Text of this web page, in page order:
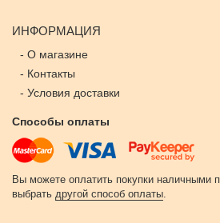
ИНФОРМАЦИЯ
- О магазине
- Контакты
- Условия доставки
Способы оплаты
Вы можете оплатить покупки наличными
выбрать другой способ оплаты.